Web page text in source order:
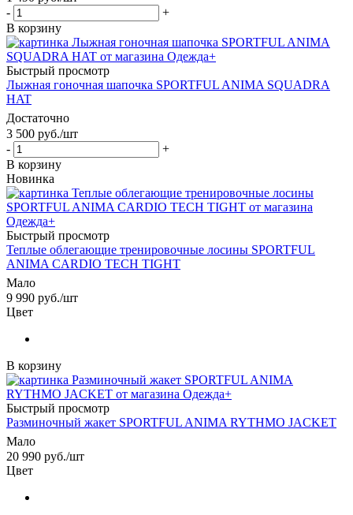
-
+
В корзину
Быстрый просмотр
Лыжная гоночная шапочка SPORTFUL ANIMA SQUADRA
HAT
Достаточно
3 500 руб./шт
-
+
В корзину
Новинка
Быстрый просмотр
Теплые облегающие тренировочные лосины SPORTFUL
ANIMA CARDIO TECH TIGHT
Мало
9 990 руб./шт
Цвет
В корзину
Быстрый просмотр
Разминочный жакет SPORTFUL ANIMA RYTHMO JACKET
Мало
20 990 руб./шт
Цвет